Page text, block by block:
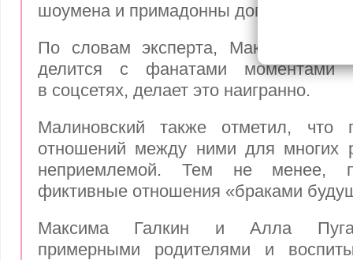
шоумена и примадонны договорным.
По словам эксперта, Максим
делится с фанатами моментами
в соцсетях, делает это наигранно.
Малиновский также отметил, что
отношений между ними для многих
неприемлемой. Тем не менее,
фиктивные отношения «браками
Максима Галкин и Алла
примерными родителями и